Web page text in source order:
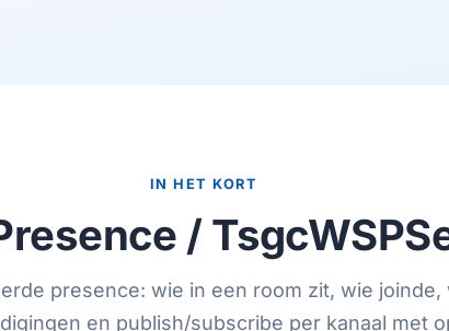
IN HET KORT
/
presence: wie in een room zit, wie joinde,
en publish/subscribe per kanaal met